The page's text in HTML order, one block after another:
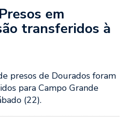
em
transferidos à
presos de Dourados foram
para Campo Grande
(22).